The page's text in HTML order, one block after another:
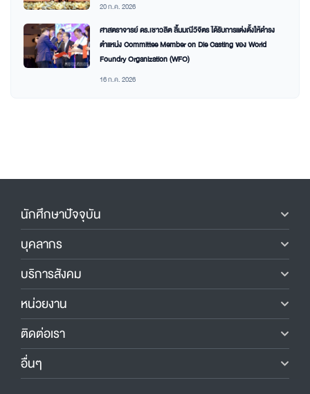
20 ก.ค. 2026
ศาสตราจารย์ ดร.เชาวลิต ลิ้มมณีวิจิตร ได้รับการแต่งตั้งให้ดำรง
ตำแหน่ง Committee Member on Die Casting ของ World
Foundry Organization (WFO)
16 ก.ค. 2026
นักศึกษาปัจจุบัน
บุคลากร
บริการสังคม
หน่วยงาน
ติดต่อเรา
อื่นๆ